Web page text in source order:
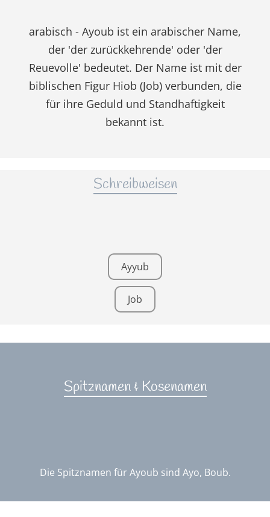
arabisch - Ayoub ist ein arabischer Name,
der 'der zurückkehrende' oder 'der
Reuevolle' bedeutet. Der Name ist mit der
biblischen Figur Hiob (Job) verbunden, die
für ihre Geduld und Standhaftigkeit
bekannt ist.
Schreibweisen
Ayyub
Job
Spitznamen & Kosenamen
Die Spitznamen für Ayoub sind Ayo, Boub.